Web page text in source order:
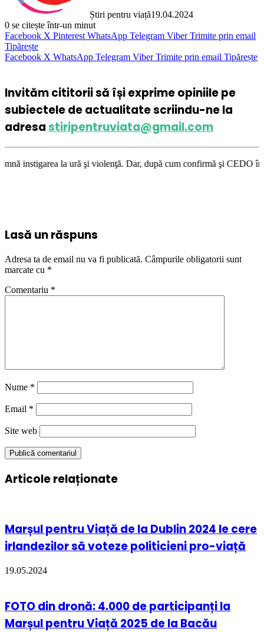
Știri pentru viață19.04.2024
0 se citește într-un minut
Facebook X Pinterest WhatsApp Telegram Viber Trimite prin email
Tipărește
Facebook X WhatsApp Telegram Viber Trimite prin email Tipărește
Invităm cititorii să își exprime opiniile pe
subiectele de actualitate scriindu-ne la
adresastiripentruviata@gmail.com
şi violenţă. Dar, după cum confirmă şi CEDO în cazul
Lasă un răspuns
Adresa ta de email nu va fi publicată. Câmpurile obligatorii sunt
marcate cu *
Comentariu *
Nume *
Email *
Site web
Articole relaționate
Marșul pentru Viață de la Dublin 2024 le cere
irlandezilor să voteze politicieni pro-viață
19.05.2024
FOTO din dronă: 4.000 de participanți la
Marșul pentru Viață 2025 de la Bacău